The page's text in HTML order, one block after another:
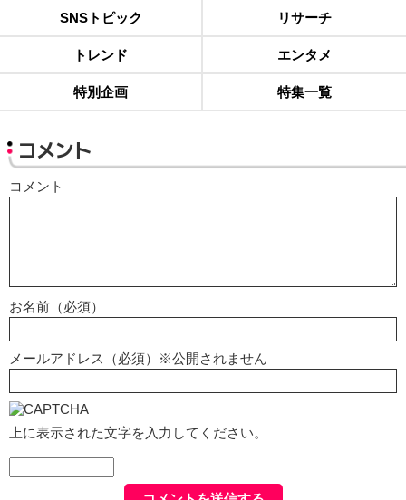
SNSトピック リサーチ
トレンド エンタメ
特別企画 特集一覧
コメント
コメント
お名前（必須）
メールアドレス（必須）※公開されません
上に表示された文字を入力してください。